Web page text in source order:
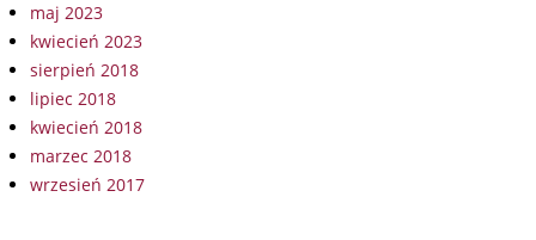
maj 2023
kwiecień 2023
sierpień 2018
lipiec 2018
kwiecień 2018
marzec 2018
wrzesień 2017